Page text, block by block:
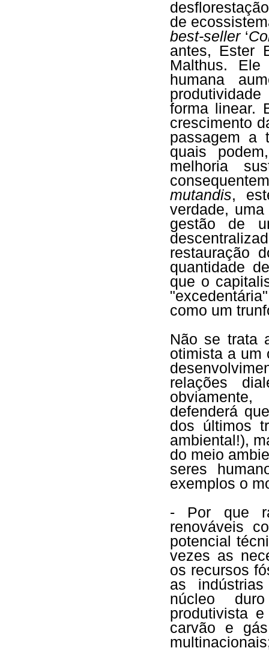
de
best-seller‘
antes, Ester
Malthus.
humana
forma linear.
crescimento
passagem a
quais
melhoria
mutandis,
verdade,
gestão de
restauração
quantidade
que o
como um
Não se trata
otimista a um
relações
defenderá
dos últimos
ambiental!),
do meio
seres
exemplos o
- Por que
renováveis
potencial
vezes as
os recursos
as
núcleo
produtivista
carvão e